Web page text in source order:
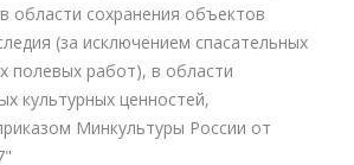
области сохранения объектов
(за исключением спасательных
полевых работ), в области
культурных ценностей,
Минкультуры России от